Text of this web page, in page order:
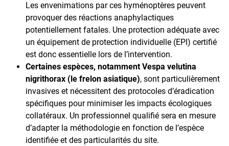
Les envenimations par ces hyménoptères peuvent
provoquer des réactions anaphylactiques
potentiellement fatales. Une protection adéquate avec
un équipement de protection individuelle (EPI) certifié
est donc essentielle lors de l’intervention.
Certaines espèces, notamment Vespa velutina
nigrithorax (le frelon asiatique), sont particulièrement
invasives et nécessitent des protocoles d’éradication
spécifiques pour minimiser les impacts écologiques
collatéraux. Un professionnel qualifié sera en mesure
d’adapter la méthodologie en fonction de l’espèce
identifiée et des particularités du site.